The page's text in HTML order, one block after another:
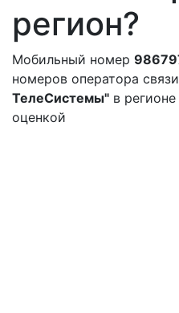
регион?
Мобильный номер
номеров оператора связи
ТелеСистемы" в регионе
оценкой